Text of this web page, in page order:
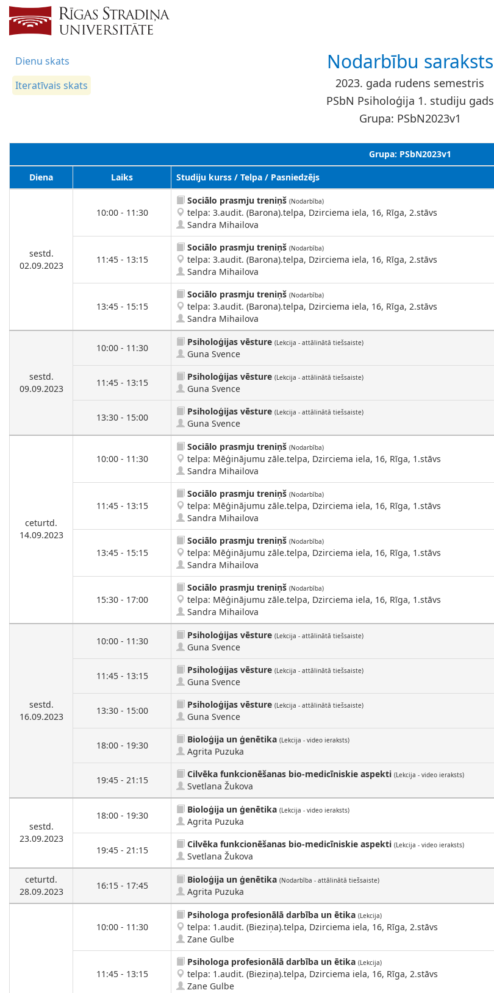
Dienu skats
Iteratīvais skats
Nodarbību saraksts
2023. gada rudens semestris
PSbN Psiholoģija 1. studiju gads
Grupa: PSbN2023v1
Grupa: PSbN2023v1
Diena
Laiks Studiju kurss / Telpa / Pasniedzējs
sestd.
02.09.2023
10:00 - 11:30
Sociālo prasmju treniņš (Nodarbība)
telpa: 3.audit. (Barona).telpa, Dzirciema iela, 16, Rīga, 2.stāvs
Sandra Mihailova
11:45 - 13:15
Sociālo prasmju treniņš (Nodarbība)
telpa: 3.audit. (Barona).telpa, Dzirciema iela, 16, Rīga, 2.stāvs
Sandra Mihailova
13:45 - 15:15
Sociālo prasmju treniņš (Nodarbība)
telpa: 3.audit. (Barona).telpa, Dzirciema iela, 16, Rīga, 2.stāvs
Sandra Mihailova
sestd.
09.09.2023
10:00 - 11:30
Psiholoģijas vēsture (Lekcija - attālinātā tiešsaiste)
Guna Svence
11:45 - 13:15
Psiholoģijas vēsture (Lekcija - attālinātā tiešsaiste)
Guna Svence
13:30 - 15:00
Psiholoģijas vēsture (Lekcija - attālinātā tiešsaiste)
Guna Svence
ceturtd.
14.09.2023
10:00 - 11:30
Sociālo prasmju treniņš (Nodarbība)
telpa: Mēģinājumu zāle.telpa, Dzirciema iela, 16, Rīga, 1.stāvs
Sandra Mihailova
11:45 - 13:15
Sociālo prasmju treniņš (Nodarbība)
telpa: Mēģinājumu zāle.telpa, Dzirciema iela, 16, Rīga, 1.stāvs
Sandra Mihailova
13:45 - 15:15
Sociālo prasmju treniņš (Nodarbība)
telpa: Mēģinājumu zāle.telpa, Dzirciema iela, 16, Rīga, 1.stāvs
Sandra Mihailova
15:30 - 17:00
Sociālo prasmju treniņš (Nodarbība)
telpa: Mēģinājumu zāle.telpa, Dzirciema iela, 16, Rīga, 1.stāvs
Sandra Mihailova
sestd.
16.09.2023
10:00 - 11:30
Psiholoģijas vēsture (Lekcija - attālinātā tiešsaiste)
Guna Svence
11:45 - 13:15
Psiholoģijas vēsture (Lekcija - attālinātā tiešsaiste)
Guna Svence
13:30 - 15:00
Psiholoģijas vēsture (Lekcija - attālinātā tiešsaiste)
Guna Svence
18:00 - 19:30
Bioloģija un ģenētika (Lekcija - video ieraksts)
Agrita Puzuka
19:45 - 21:15
Cilvēka funkcionēšanas bio-medicīniskie aspekti (Lekcija - video ieraksts)
Svetlana Žukova
sestd.
23.09.2023
18:00 - 19:30
Bioloģija un ģenētika (Lekcija - video ieraksts)
Agrita Puzuka
19:45 - 21:15
Cilvēka funkcionēšanas bio-medicīniskie aspekti (Lekcija - video ieraksts)
Svetlana Žukova
ceturtd.
28.09.2023
16:15 - 17:45
Bioloģija un ģenētika (Nodarbība - attālinātā tiešsaiste)
Agrita Puzuka
10:00 - 11:30
Psihologa profesionālā darbība un ētika (Lekcija)
telpa: 1.audit. (Bieziņa).telpa, Dzirciema iela, 16, Rīga, 2.stāvs
Zane Gulbe
11:45 - 13:15
Psihologa profesionālā darbība un ētika (Lekcija)
telpa: 1.audit. (Bieziņa).telpa, Dzirciema iela, 16, Rīga, 2.stāvs
Zane Gulbe